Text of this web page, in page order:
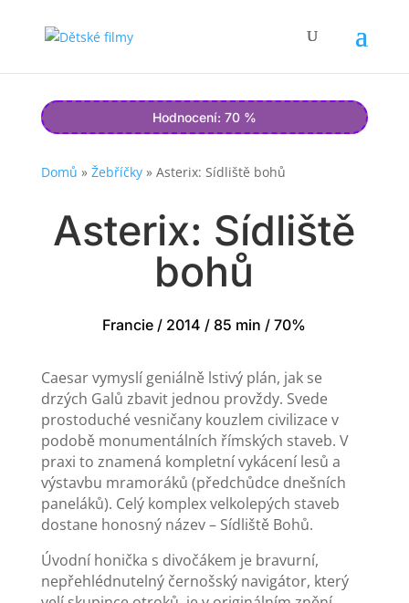
Hodnocení: 70 %
Domů » Žebříčky» Asterix: Sídliště bohů
Asterix: Sídliště
bohů
Francie / 2014 / 85 min / 70%
Caesar vymyslí geniálně lstivý plán, jak se
drzých Galů zbavit jednou provždy. Svede
prostoduché vesničany kouzlem civilizace v
podobě monumentálních římských staveb. V
praxi to znamená kompletní vykácení lesů a
výstavbu mramoráků (předchůdce dnešních
paneláků). Celý komplex velkolepých staveb
dostane honosný název – Sídliště Bohů.
Úvodní honička s divočákem je bravurní,
nepřehlédnutelný černošský navigátor, který